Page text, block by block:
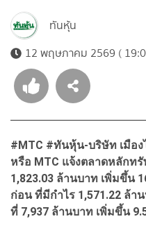
ทันหุ้น
12 พฤษภาคม 2569 (
#MTC #ทันหุ้น-บริษัท เมือ
หรือ MTC แจ้งตลาดหลักท
1,823.03 ล้านบาท เพิ่มขึ้น
ก่อน ที่มีกำไร 1,571.22 ล้า
ที่ 7,937 ล้านบาท เพิ่มขึ้น